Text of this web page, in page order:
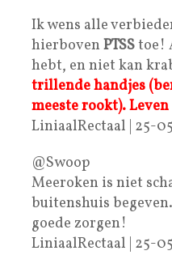
Ik wens alle
hierboven PTSStoe!
hebt, en niet kan
trillende handjes
meeste rookt).
LiniaalRectaal | 25-
@Swoop
Meeroken is niet
buitenshuis
goede zorgen!
LiniaalRectaal | 25-